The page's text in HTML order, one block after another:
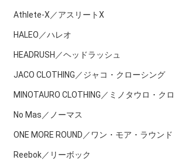
Athlete-X／アスリートX
HALEO／ハレオ
HEADRUSH／ヘッドラッシュ
JACO CLOTHING／ジャコ・クローシング
MINOTAURO CLOTHING／ミノタウロ・ク
No Mas／ノーマス
ONE MORE ROUND／ワン・モア・ラウンド
Reebok／リーボック